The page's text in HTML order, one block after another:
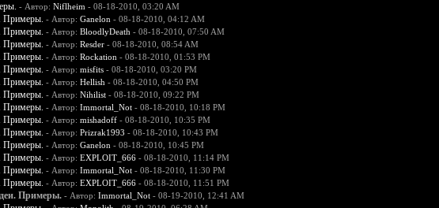
- Автор: Niflheim - 08-18-2010, 03:20 AM
Примеры. - Автор: Ganelon - 08-18-2010, 04:12 AM
Примеры. - Автор: BloodlyDeath - 08-18-2010, 07:50 AM
Примеры. - Автор: Resder- 08-18-2010, 08:54 AM
Примеры. - Автор: Rockation - 08-18-2010, 01:53 PM
Примеры. - Автор: misfits- 08-18-2010, 03:20 PM
Примеры. - Автор: Hellish - 08-18-2010, 04:50 PM
Примеры. - Автор: Nihilist- 08-18-2010, 09:22 PM
Примеры. - Автор: Immortal_Not- 08-18-2010, 10:18 PM
Примеры. - Автор: mishadoff- 08-18-2010, 10:35 PM
Примеры. - Автор: Prizrak1993 - 08-18-2010, 10:43 PM
Примеры. - Автор: Ganelon - 08-18-2010, 10:45 PM
Примеры. - Автор: EXPLOIT_666- 08-18-2010, 11:14 PM
Примеры. - Автор: Immortal_Not- 08-18-2010, 11:30 PM
Примеры. - Автор: EXPLOIT_666- 08-18-2010, 11:51 PM
Примеры. - Автор: Immortal_Not- 08-19-2010, 12:41 AM